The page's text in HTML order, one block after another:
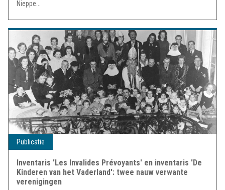
Nieppe...
Publicatie
Inventaris 'Les Invalides Prévoyants' en inventaris 'De
Kinderen van het Vaderland': twee nauw verwante
verenigingen